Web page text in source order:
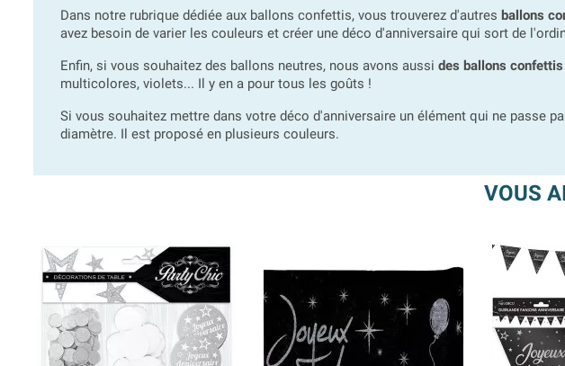
Dans notre rubrique dédiée aux ballons confettis, vous trouverez d'autres ballons
avez besoin de varier les couleurs et créer une déco d'anniversaire qui sort de
Enfin, si vous souhaitez des ballons neutres, nous avons aussi des ballons confettis
multicolores, violets... Il y en a pour tous les goûts !
Si vous souhaitez mettre dans votre déco d'anniversaire un élément qui ne passe
diamètre. Il est proposé en plusieurs couleurs.
VOUS